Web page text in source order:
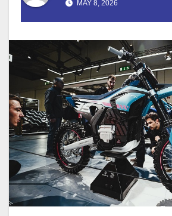
MAY 8, 2026